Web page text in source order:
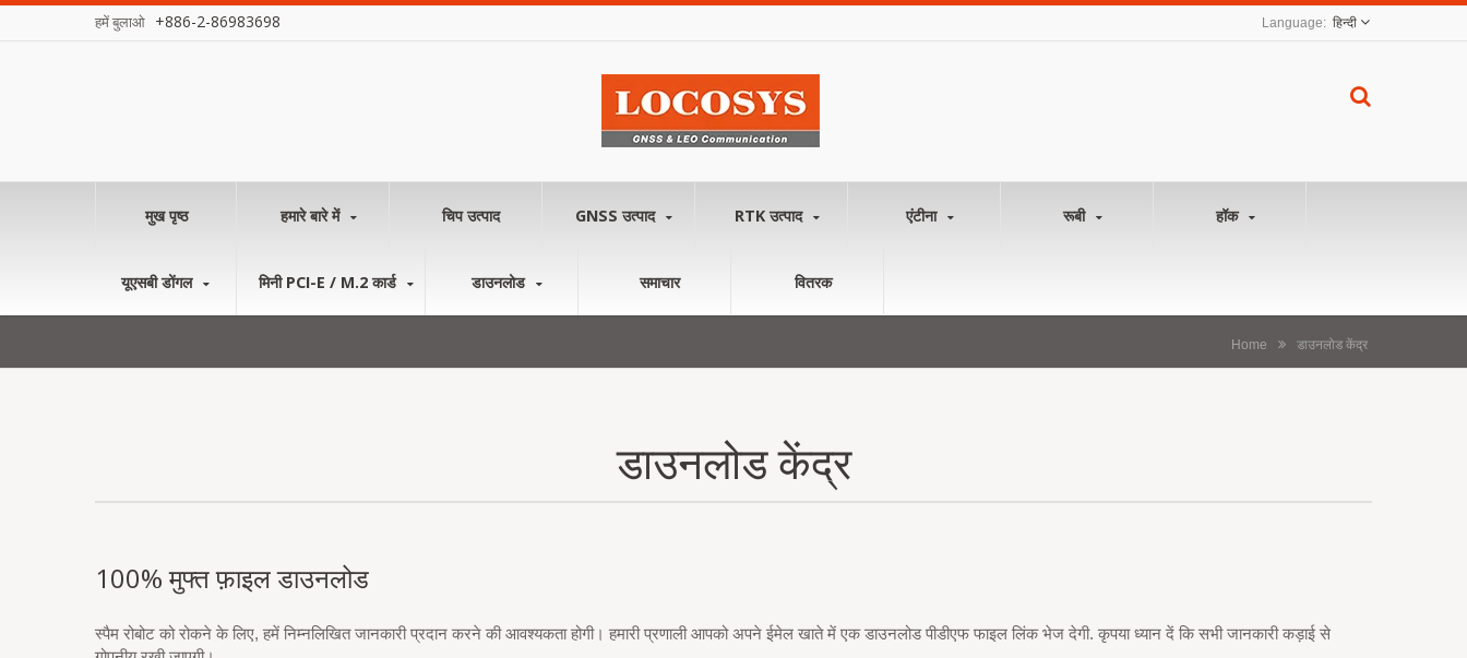
हमें बुलाओ +886-2-86983698 हिन्दी
मुख पृष्ठ हमारे बारे में चिप उत्पाद GNSS उत्पाद RTK उत्पाद एंटीना रूबी हॉक
यूएसबी डोंगल मिनी PCI-E / M.2 कार्ड डाउनलोड समाचार वितरक
Home डाउनलोड केंद्र
डाउनलोड केंद्र
100% मुफ्त फ़ाइल डाउनलोड
स्पैम रोबोट को रोकने के लिए, हमें निम्नलिखित जानकारी प्रदान करने की आवश्यकता होगी। हमारी प्रणाली आपको अपने ईमेल खाते में एक डाउनलोड पीडीएफ फाइल लिंक भेज देगी. कृपया ध्यान दें कि सभी जानकारी कड़ाई से